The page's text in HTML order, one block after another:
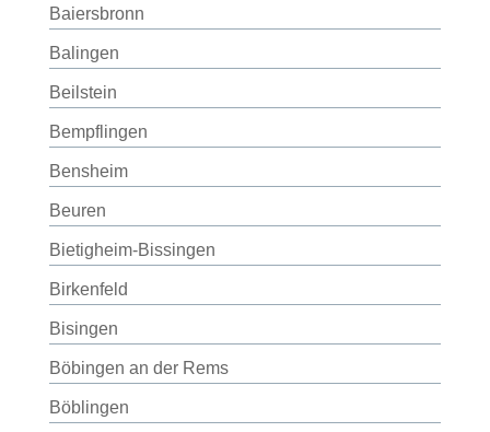
Baiersbronn
Balingen
Beilstein
Bempflingen
Bensheim
Beuren
Bietigheim-Bissingen
Birkenfeld
Bisingen
Böbingen an der Rems
Böblingen